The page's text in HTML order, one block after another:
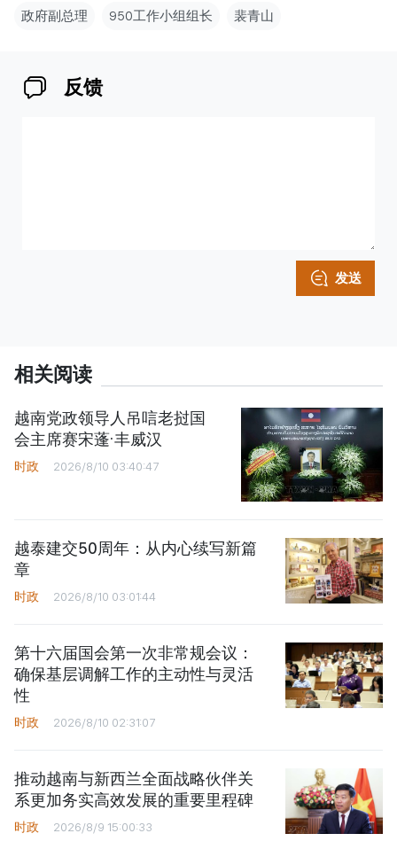
政府副总理 950工作小组组长 裴青山
反馈
发送
相关阅读
越南党政领导人吊唁老挝国
会主席赛宋蓬·丰威汉
时政 2026/8/10 03:40:47
越泰建交50周年：从内心续写新篇
章
时政 2026/8/10 03:01:44
第十六届国会第一次非常规会议：
确保基层调解工作的主动性与灵活
性
时政 2026/8/10 02:31:07
推动越南与新西兰全面战略伙伴关
系更加务实高效发展的重要里程碑
时政 2026/8/9 15:00:33